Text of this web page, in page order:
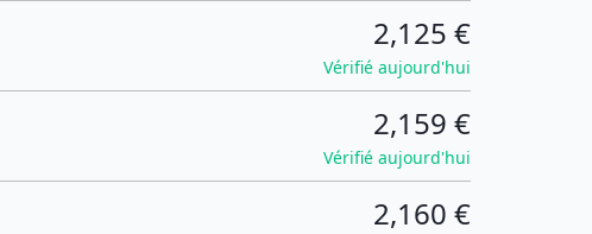
2,125 €
Vérifié aujourd'hui
2,159 €
Vérifié aujourd'hui
2,160 €